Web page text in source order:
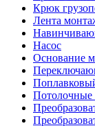
Крюк
Лента
Насос
Основание
Потолочные